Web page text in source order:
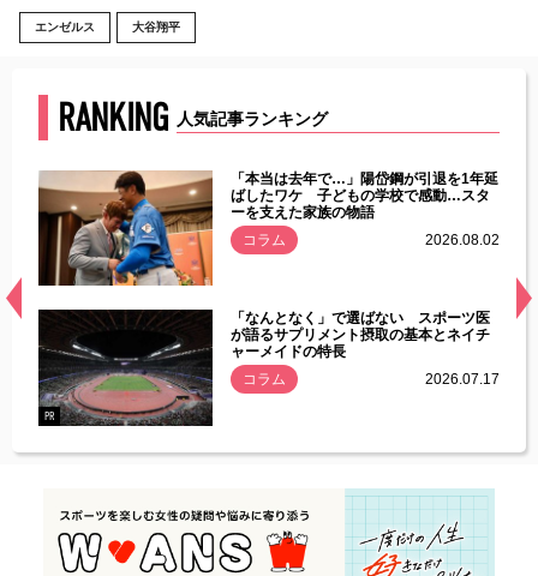
エンゼルス 大谷翔平
RANKING 人気記事ランキング
常
「本当は去年で…」陽岱鋼が引退を1年延
ばしたワケ 子どもの学校で感動…スタ
ーを支えた家族の物語
コラム
2026.08.02
PR
「なんとなく」で選ばない スポーツ医
が語るサプリメント摂取の基本とネイチ
ャーメイドの特長
コラム
2026.07.17